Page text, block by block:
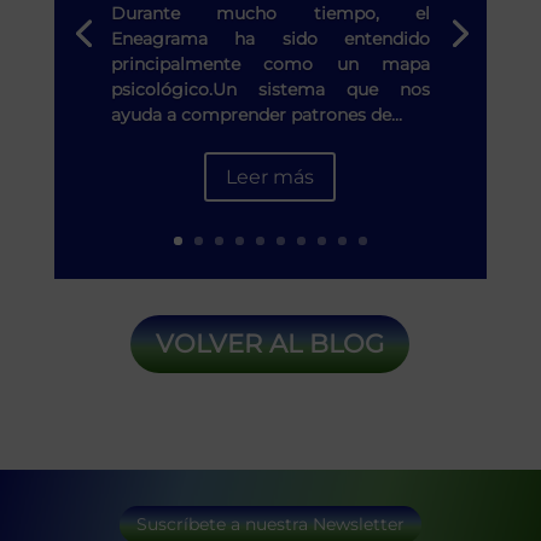
Durante mucho tiempo, el
Eneagrama ha sido entendido
principalmente como un mapa
psicológico.Un sistema que nos
ayuda a comprender patrones de...
Leer más
VOLVER AL BLOG
Suscríbete a nuestra Newsletter